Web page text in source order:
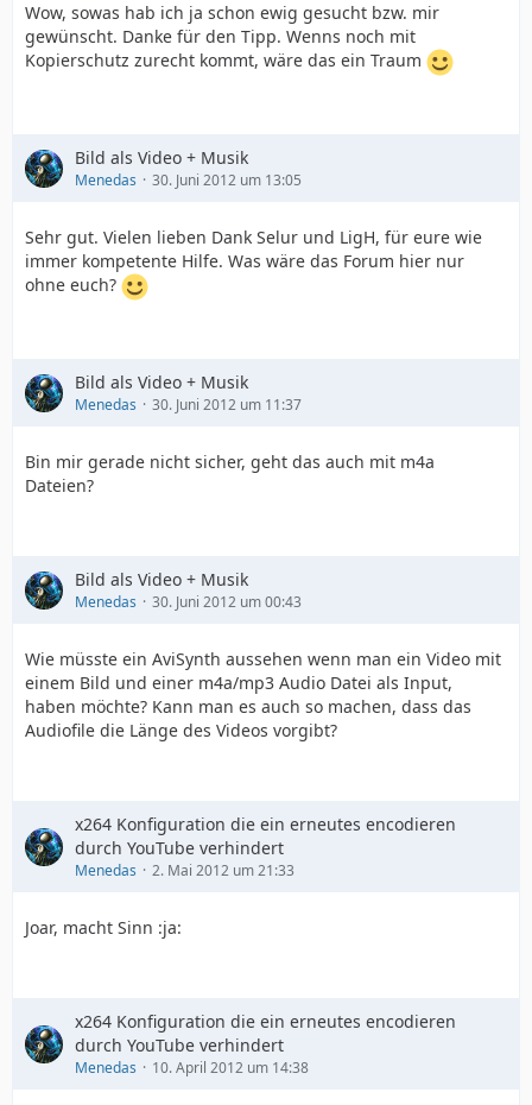
Wow, sowas hab ich ja schon ewig gesucht bzw. mir
gewünscht. Danke für den Tipp. Wenns noch mit
Kopierschutz zurecht kommt, wäre das ein Traum
Bild als Video + Musik
Menedas 30. Juni 2012 um 13:05
Sehr gut. Vielen lieben Dank Selur und LigH, für eure wie
immer kompetente Hilfe. Was wäre das Forum hier nur
ohne euch?
Bild als Video + Musik
Menedas 30. Juni 2012 um 11:37
Bin mir gerade nicht sicher, geht das auch mit m4a
Dateien?
Bild als Video + Musik
Menedas 30. Juni 2012 um 00:43
Wie müsste ein AviSynth aussehen wenn man ein Video mit
einem Bild und einer m4a/mp3 Audio Datei als Input,
haben möchte? Kann man es auch so machen, dass das
Audiofile die Länge des Videos vorgibt?
x264 Konfiguration die ein erneutes encodieren
durch YouTube verhindert
Menedas 2. Mai 2012 um 21:33
Joar, macht Sinn :ja:
x264 Konfiguration die ein erneutes encodieren
durch YouTube verhindert
Menedas 10. April 2012 um 14:38